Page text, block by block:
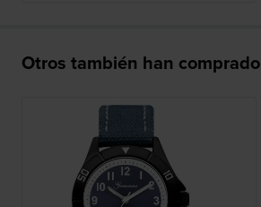
Otros también han comprado